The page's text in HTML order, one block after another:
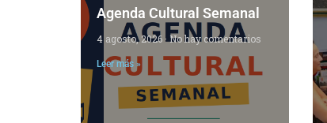
Agenda Cultural Semanal
4 agosto, 2026 No hay comentarios
Leer más »